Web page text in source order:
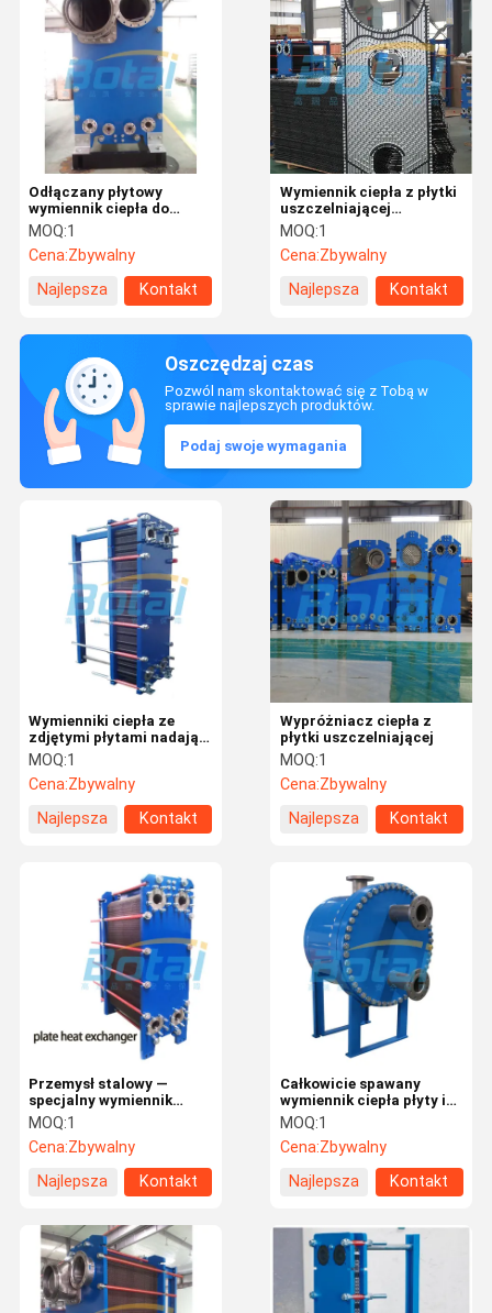
Odłączany płytowy
wymiennik ciepła do
przemysłu spożywczego,
napojów i lekkiego
MOQ:1
Cena:Zbywalny
Najlepsza
Kontakt
Wymiennik ciepła z płytki
uszczelniającej
Kondensator płytki
MOQ:1
Cena:Zbywalny
Najlepsza
Kontakt
Oszczędzaj czas
Pozwól nam skontaktować się z Tobą w
sprawie najlepszych produktów.
Podaj swoje wymagania
Wypróżniacz ciepła z
płytki uszczelniającej
MOQ:1
Cena:Zbywalny
Najlepsza
Kontakt
Wymienniki ciepła ze
zdjętymi płytami nadają
się do wytwarzania ciepła
i ciepła w przemyśle
MOQ:1
Cena:Zbywalny
Najlepsza
Kontakt
Całkowicie spawany
wymiennik ciepła płyty i
powłoki
MOQ:1
Cena:Zbywalny
Najlepsza
Kontakt
Przemysł stalowy —
specjalny wymiennik
ciepła z zdejmowaną
uszczelką
MOQ:1
Cena:Zbywalny
Najlepsza
Kontakt